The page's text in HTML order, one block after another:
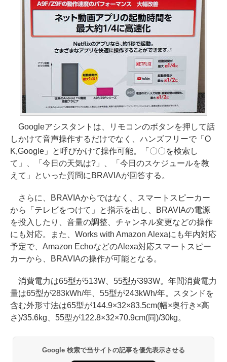
Googleアシスタントは、リモコンのボタンを押して話
しかけて音声操作するだけでなく、ハンズフリーで「O
K,Google」と呼びかけて操作可能。「〇〇を検索し
て」、「今日の天気は?」、「今日のスケジュールを教
えて」といった質問にBRAVIAが回答する。
さらに、BRAVIAからではなく、スマートスピーカー
から「テレビをつけて」と指示を出し、BRAVIAの電源
を投入したり、音量の調整、チャンネル変更などの操作
にも対応。また、Works with Amazon Alexaにも年内対応
予定で、Amazon EchoなどのAlexa対応スマートスピー
カーから、BRAVIAの操作が可能となる。
消費電力は65型が513W、55型が393W。年間消費電力
量は65型が283kWh/年、55型が243kWh/年。スタンドを
含む外形寸法は65型が144.9×32×83.5cm(幅×奥行き×高
さ)/35.6kg、55型が122.8×32×70.9cm(同)/30kg。
Google 検索で当サイトの記事を優先表示させる